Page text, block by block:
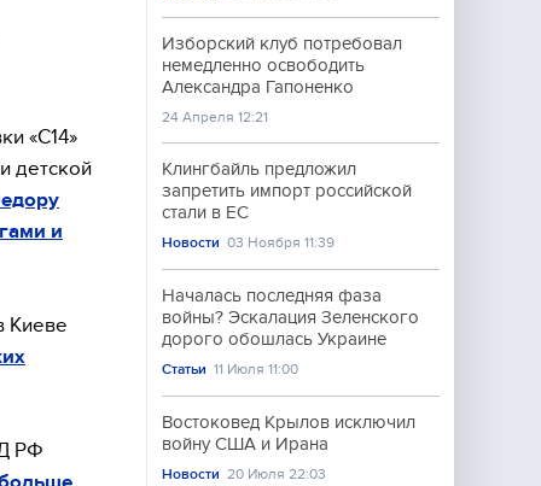
«С14»
детской
и
Киеве
РФ
Изборский клуб потребовал
немедленно освободить
Александра Гапоненко
24 Апреля 12:21
Клингбайль предложил
запретить импорт российской
стали в ЕС
Новости 03 Ноября 11:39
Началась последняя фаза
войны? Эскалация Зеленского
дорого обошлась Украине
Статьи 11 Июля 11:00
Востоковед Крылов исключил
войну США и Ирана
Новости 20 Июля 22:03